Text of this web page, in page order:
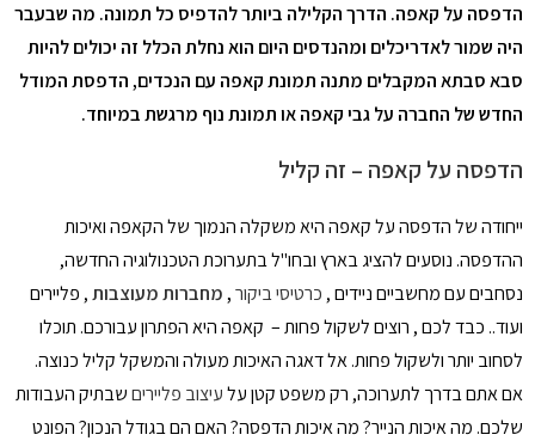
הדפסה על קאפה. הדרך הקלילה ביותר להדפיס כל תמונה. מה שבעבר
היה שמור לאדריכלים ומהנדסים היום הוא נחלת הכלל זה יכולים להיות
סבא סבתא המקבלים מתנה תמונת קאפה עם הנכדים, הדפסת המודל
החדש של החברה על גבי קאפה או תמונת נוף מרגשת במיוחד.
הדפסה על קאפה – זה קליל
ייחודה של הדפסה על קאפה היא משקלה הנמוך של הקאפה ואיכות
ההדפסה. נוסעים להציג בארץ ובחו"ל בתערוכת הטכנולוגיה החדשה,
נסחבים עם מחשביים ניידים , כרטיסי ביקור,מחברות מעוצבות, פליירים
ועוד.. כבד לכם , רוצים לשקול פחות – קאפה היא הפתרון עבורכם. תוכלו
לסחוב יותר ולשקול פחות. אל דאגה האיכות מעולה והמשקל קליל כנוצה.
אם אתם בדרך לתערוכה, רק משפט קטן עלעיצוב פלייריםשבתיק העבודות
שלכם. מה איכות הנייר? מה איכות הדפסה? האם הם בגודל הנכון? הפונט